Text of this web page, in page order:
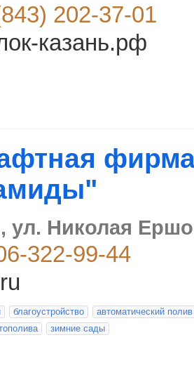
202-37-01
казань.рф
ул. Николая
322-99-44
благоустройство
автоматический полив
зимние сады